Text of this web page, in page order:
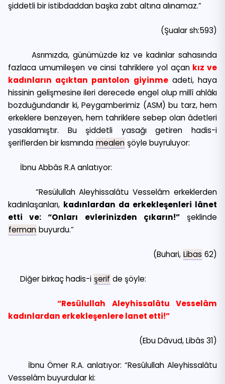
şiddetli bir istibdaddan başka zabt altına alınamaz.”
(Şualar sh:593)
Asrımızda, günümüzde kız ve kadınlar sahasında
fazlaca umumileşen ve cinsi tahriklere yol açan kız ve
kadınların açıktan pantolon giyinmeadeti, haya
hissinin gelişmesine ileri derecede engel olup millî ahlâkı
bozduğundandır ki, Peygamberimiz (ASM) bu tarz, hem
erkeklere benzeyen, hem tahriklere sebep olan âdetleri
yasaklamıştır. Bu şiddetli yasağı getiren hadis-i
şeriflerden bir kısmında mealen şöyle buyruluyor:
İbnu Abbâs R.A anlatıyor:
“Resülullah Aleyhissalâtu Vesselâm erkeklerden
kadınlaşanları, kadınlardan da erkekleşenleri lânet
etti ve: “Onları evlerinizden çıkarın!”şeklinde
ferman buyurdu.”
(Buhari, Libas 62)
Diğer birkaç hadis-i şerif de şöyle:
“Resülullah Aleyhissalâtu Vesselâm
kadınlardan erkekleşenlere lanet etti!”
(Ebu Dâvud, Libâs 31)
İbnu Ömer R.A. anlatıyor: “Resûlullah Aleyhissalâtu
Vesselâm buyurdular ki: